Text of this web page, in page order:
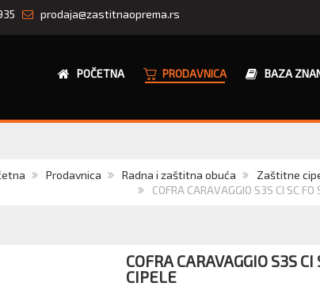
prodaja@zastitnaoprema.rs
POČETNA PRODAVNICA BAZA
Prodavnica Radna i zaštitna obuća Zaštitne
COFRA CARAVAGGIO S3S CI SC
COFRA CARAVAGGIO S3S
CIPELE